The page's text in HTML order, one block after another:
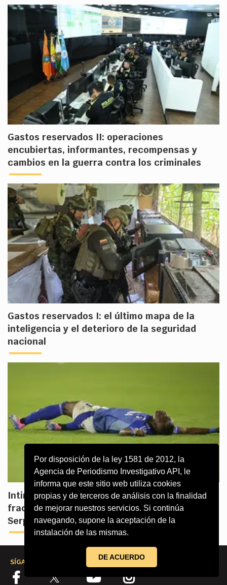
Por disposición de la ley 1581 de 2012, la
Agencia de Periodismo Investigativo API, le
informa que este sitio web utiliza cookies
propias y de terceros de análisis con la finalidad
de mejorar nuestros servicios. Si continúa
navegando, supone la aceptación de la
instalación de las mismas.
DE ACUERDO
Gastos reservados II: operaciones
encubiertas, informantes, recompensas y
cambios en la guerra contra los criminales
Gastos reservados I: el último mapa de la
inteligencia y el deterioro de la seguridad
nacional
Intimidades de la venta de Millonarios tras
fracaso deportivo y financiero de Gustavo
Serpa
SÍGANOS